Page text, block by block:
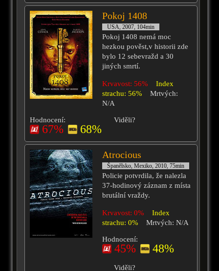
Pokoj 1408
USA, 2007, 104min
Pokoj 1408 nemá moc
hezkou pověst,v historii zde
bylo 12 sebevražd a 30
jiných smrtí.
Krvavost: 56%
Index
strachu: 56%
Mrtvých:
N/A
Hodnocení:
67% 68%
Viděli?
Atrocious
Španělsko, Mexiko, 2010, 75min
Policie potvrdila, že nalezla
37-hodinový záznam z místa
brutální vraždy.
Krvavost: 0%
Index
strachu: 0%
Mrtvých: N/A
Hodnocení:
45% 48%
Viděli?